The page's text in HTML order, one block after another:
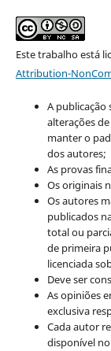
Este trabalho está
Attribution-
A publicação
alterações
manter o
dos autores;
As provas
Os originais
Os autores
publicados
total ou
de primeira
licenciada
Deve ser
As opiniões
exclusiva
Cada autor
disponível